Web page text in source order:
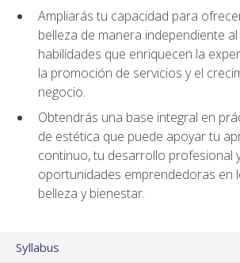
Ampliarás tu capacidad para
belleza de manera independiente
habilidades que enriquecen la
la promoción de servicios y el
negocio.
Obtendrás una base integral en
de estética que puede apoyar tu
continuo, tu desarrollo profesional
oportunidades emprendedoras en
belleza y bienestar.
Syllabus